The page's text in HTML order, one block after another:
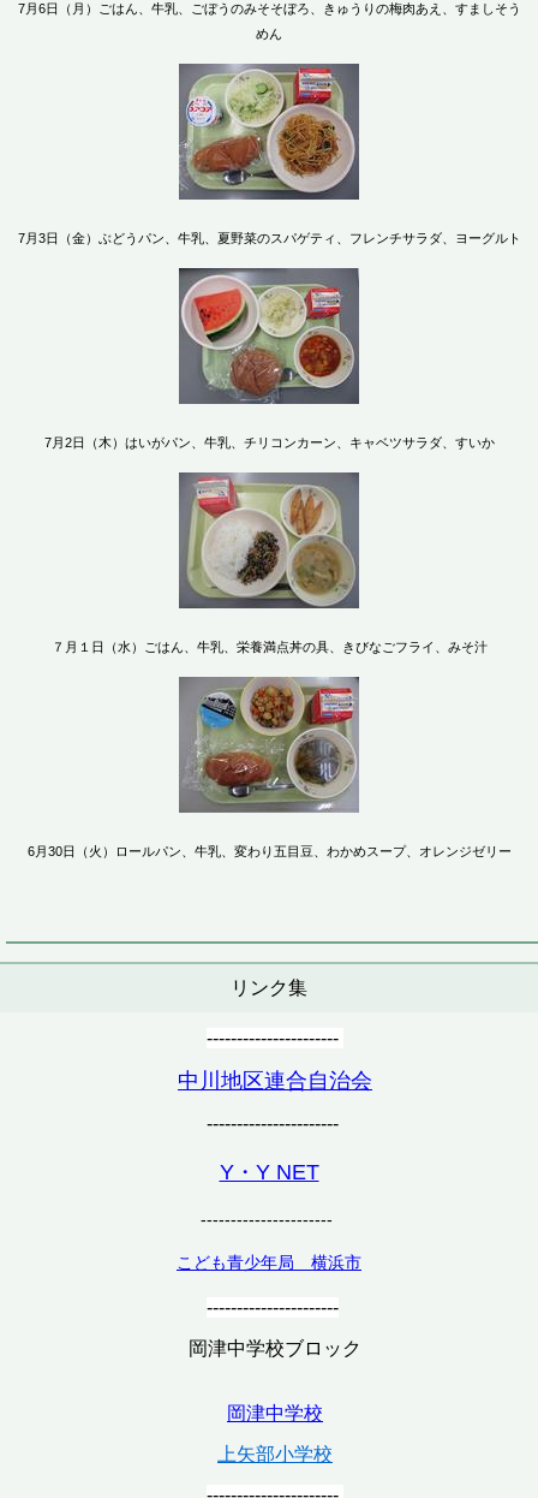
7月6日（月）ごはん、牛乳、ごぼうのみそそぼろ、きゅうりの梅肉あえ、すましそう
めん
7月3日（金）ぶどうパン、牛乳、夏野菜のスパゲティ、フレンチサラダ、ヨーグルト
7月2日（木）はいがパン、牛乳、チリコンカーン、キャベツサラダ、すいか
７月１日（水）ごはん、牛乳、栄養満点丼の具、きびなごフライ、みそ汁
6月30日（火）ロールパン、牛乳、変わり五目豆、わかめスープ、オレンジゼリー
リンク集
----------------------
中川地区連合自治会
----------------------
Y・Y NET
----------------------
こども青少年局 横浜市
----------------------
岡津中学校ブロック
岡津中学校
上矢部小学校